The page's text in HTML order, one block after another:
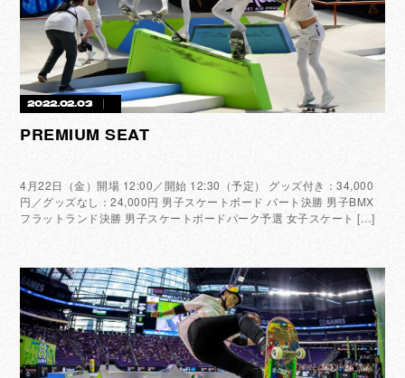
2022.02.03
PREMIUM SEAT
4月22日（金）開場 12:00／開始 12:30（予定） グッズ付き：34,000
円／グッズなし：24,000円 男子スケートボード バート決勝 男子BMX
フラットランド決勝 男子スケートボードパーク予選 女子スケート […]